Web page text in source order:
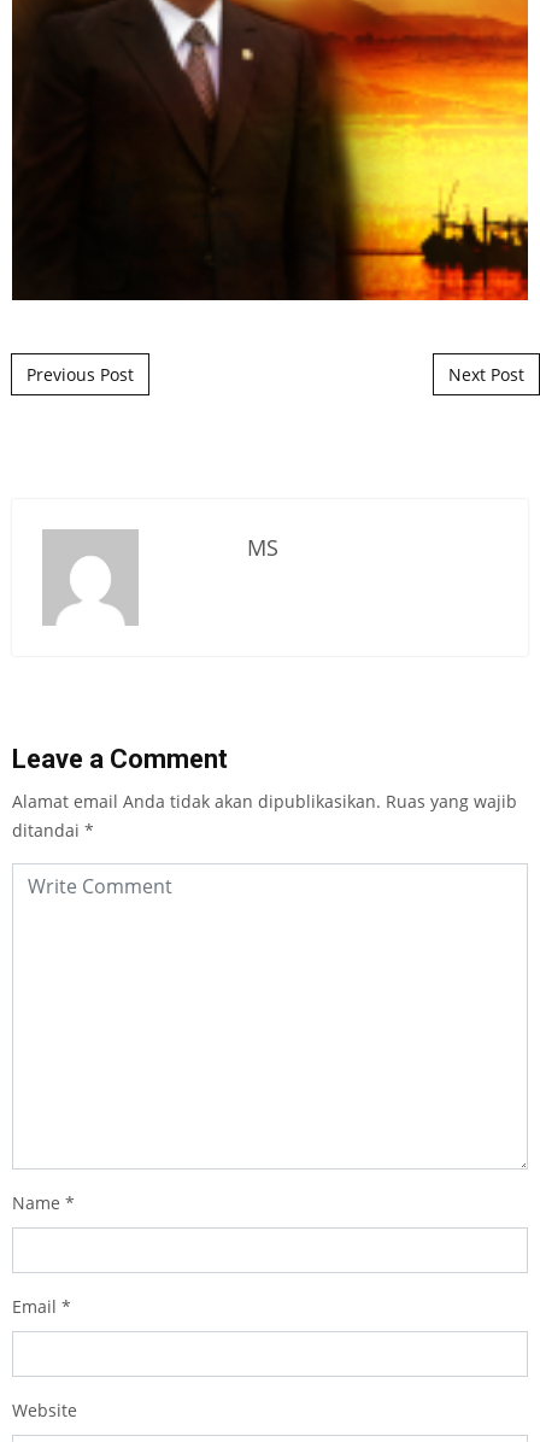
Post navigation
Previous Post Next Post
MS
Leave a Comment
Alamat email Anda tidak akan dipublikasikan. Ruas yang wajib
ditandai *
Name *
Email *
Website